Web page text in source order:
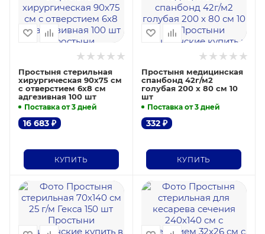
Простыня стерильная
хирургическая 90х75 см
с отверстием 6х8 см
адгезивная 100 шт
Поставка от 3 дней
16 683 ₽
КУПИТЬ
Простыня медицинская
спанбонд 42г/м2
голубая 200 х 80 см 10
шт
Поставка от 3 дней
332₽
КУПИТЬ